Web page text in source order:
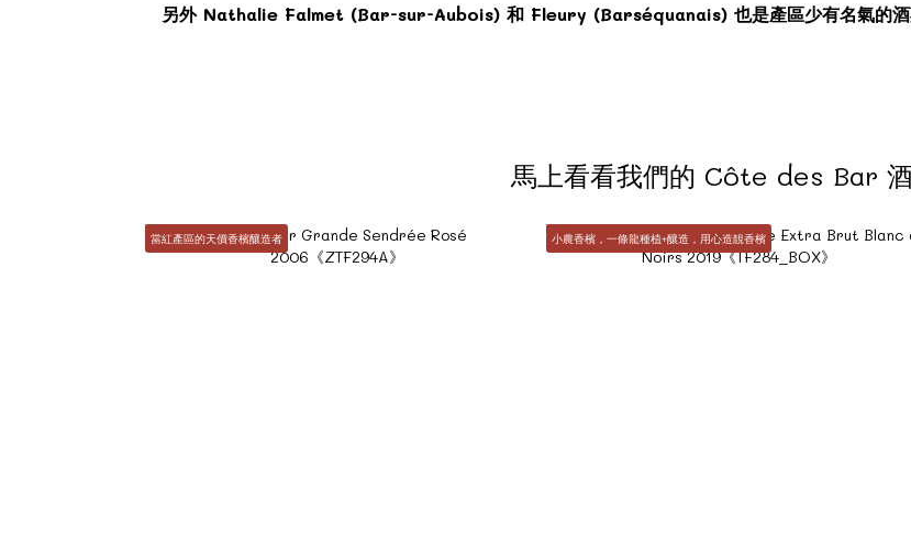
另外 Nathalie Falmet (Bar-sur-Aubois) 和 Fleury (Barséquanais) 也是產區少有名氣的酒
馬上看看我們的 Côte des Bar
當紅產區的天價香檳釀造者 小農香檳，一條龍種植+釀造，用心造靚香檳